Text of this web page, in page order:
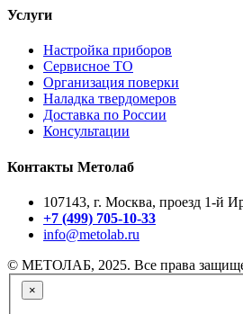
Услуги
Настройка приборов
Сервисное ТО
Организация поверки
Наладка твердомеров
Доставка по России
Консультации
Контакты Метолаб
107143, г. Москва, проезд 1-й
+7 (499) 705-10-33
info@metolab.ru
© МЕТОЛАБ, 2025. Все права
×